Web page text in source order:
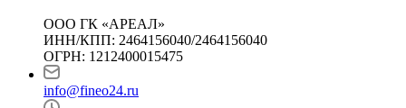
ООО ГК «АРЕАЛ»
ИНН/КПП: 2464156040/2464156040
ОГРН: 1212400015475
info@fineo24.ru